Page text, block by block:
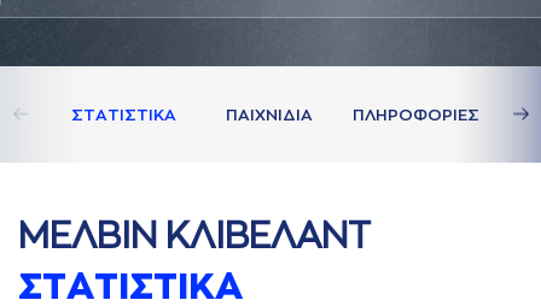
ΣΤAΤΙΣΤΙΚA ΠAΙΧΝΙΔΙA ΠΛΗΡΟΦΟΡΙΕΣ
ΜΕΛΒΙΝ ΚΛΙΒΕΛAΝΤ
ΣΤAΤΙΣΤΙΚA